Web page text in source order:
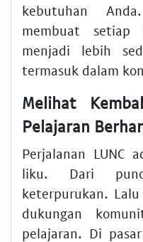
kebutuhan
membuat setiap
menjadi lebih
termasuk dalam
Melihat
Pelajaran
Perjalanan LUNC
liku. Dari
keterpurukan.
dukungan
pelajaran. Di pasar